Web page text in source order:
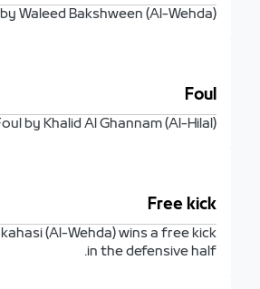
Waleed Bakshween (Al-Wehda).
Foul
by Khalid Al Ghannam (Al-Hilal).
Free kick
(Al-Wehda) wins a free kick
in the defensive half.